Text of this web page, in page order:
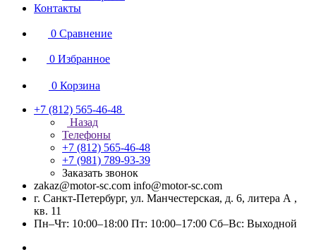
Контакты
0 Сравнение
0 Избранное
0 Корзина
+7 (812) 565-46-48
Назад
Телефоны
+7 (812) 565-46-48
+7 (981) 789-93-39
Заказать звонок
zakaz@motor-sc.com info@motor-sc.com
г. Санкт-Петербург, ул. Манчестерская, д. 6, литера А ,
кв. 11
Пн–Чт: 10:00–18:00 Пт: 10:00–17:00 Сб–Вс: Выходной